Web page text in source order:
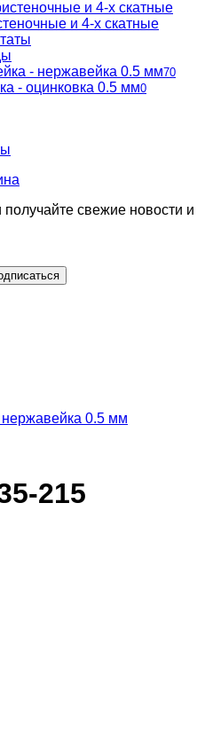
и 4-х скатные
- нержавейка 0.5 мм70
- оцинковка 0.5 мм0
свежие новости и
0.5 мм
215